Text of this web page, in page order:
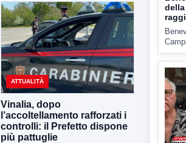
ATTUALITÀ
Vinalia, dopo
l’accoltellamento rafforzati i
controlli: il Prefetto dispone
più pattuglie